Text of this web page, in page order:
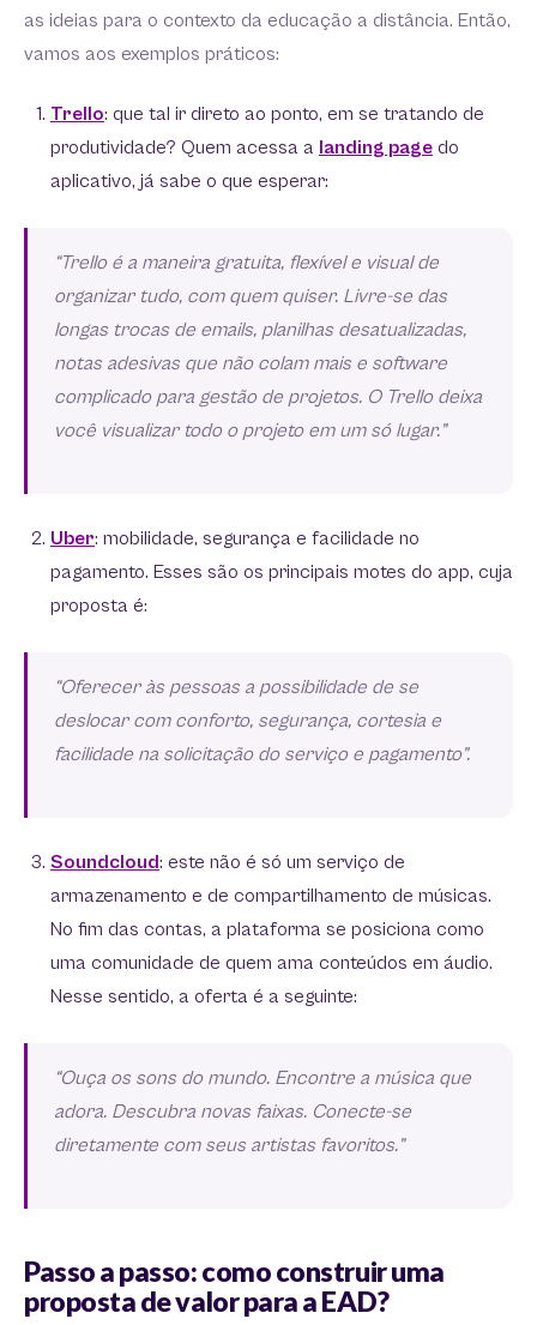
as ideias para o contexto da educação a distância. Então,
vamos aos exemplos práticos:
Trello: que tal ir direto ao ponto, em se tratando de
produtividade? Quem acessa a landing page do
aplicativo, já sabe o que esperar:
“Trello é a maneira gratuita, flexível e visual de
organizar tudo, com quem quiser. Livre-se das
longas trocas de emails, planilhas desatualizadas,
notas adesivas que não colam mais e software
complicado para gestão de projetos. O Trello deixa
você visualizar todo o projeto em um só lugar.”
Uber: mobilidade, segurança e facilidade no
pagamento. Esses são os principais motes do app, cuja
proposta é:
“Oferecer às pessoas a possibilidade de se
deslocar com conforto, segurança, cortesia e
facilidade na solicitação do serviço e pagamento”.
Soundcloud: este não é só um serviço de
armazenamento e de compartilhamento de músicas.
No fim das contas, a plataforma se posiciona como
uma comunidade de quem ama conteúdos em áudio.
Nesse sentido, a oferta é a seguinte:
“Ouça os sons do mundo. Encontre a música que
adora. Descubra novas faixas. Conecte-se
diretamente com seus artistas favoritos.”
Passo a passo: como construir uma
proposta de valor para a EAD?